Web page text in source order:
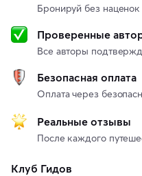
Бронируй без
Проверенные
Все авторы
Безопасная оплата
Оплата через
Реальные отзывы
После каждого
Клуб Гидов